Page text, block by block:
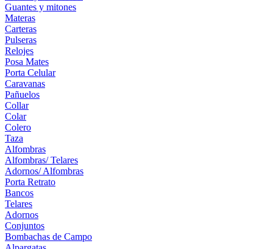
Guantes y mitones
Materas
Carteras
Pulseras
Relojes
Posa Mates
Porta Celular
Caravanas
Pañuelos
Collar
Colar
Colero
Taza
Alfombras
Alfombras/ Telares
Adornos/ Alfombras
Porta Retrato
Bancos
Telares
Adornos
Conjuntos
Bombachas de Campo